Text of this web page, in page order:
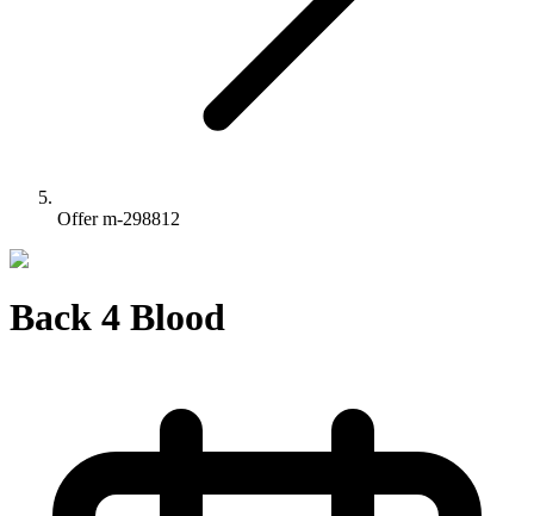
Offer m-298812
Back 4 Blood